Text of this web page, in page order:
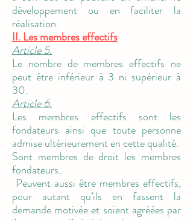
développement ou en faciliter la
réalisation.
II. Les membres effectifs
Article 5.
Le nombre de membres effectifs ne
peut être inférieur à 3 ni supérieur à
30.
Article 6.
Les membres effectifs sont les
fondateurs ainsi que toute personne
admise ultérieurement en cette qualité.
Sont membres de droit les membres
fondateurs.
Peuvent aussi être membres effectifs,
pour autant qu’ils en fassent la
demande motivée et soient agréées par